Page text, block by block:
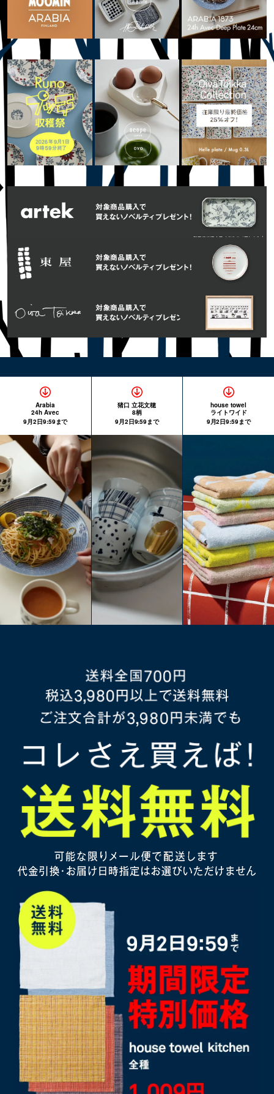
Arabia
24h Avec
9月2日9:59まで
猪口 立花文穂
8柄
9月2日9:59まで
house towel
ライトワイド
9月2日9:59まで